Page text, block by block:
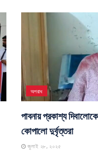
অপরাধ
পাবনায় প্রকাশ্য
কোপালো দুর্বৃত্তরা
জুলাই ২৮, ২০২৫